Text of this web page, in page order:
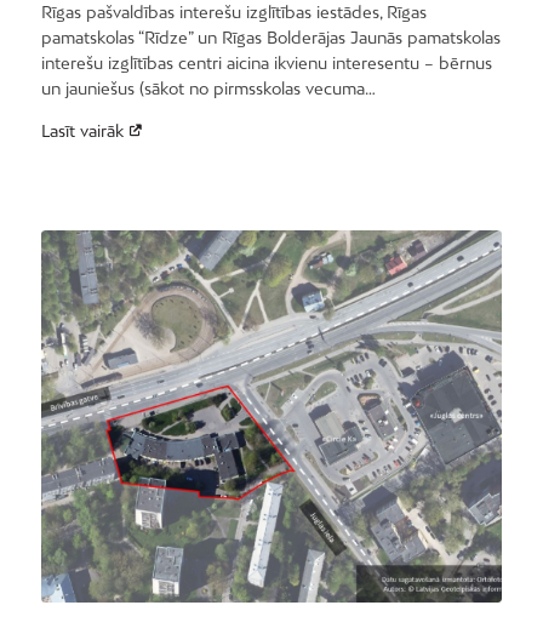
Rīgas pašvaldības interešu izglītības iestādes, Rīgas
pamatskolas “Rīdze” un Rīgas Bolderājas Jaunās pamatskolas
interešu izglītības centri aicina ikvienu interesentu – bērnus
un jauniešus (sākot no pirmsskolas vecuma…
Lasīt vairāk